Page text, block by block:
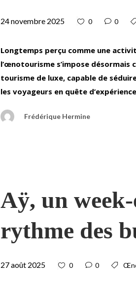
24 novembre 2025 0 0
Longtemps perçu comme une
l’œnotourisme s’impose désormais
tourisme de luxe, capable de
les voyageurs en quête
Frédérique Hermine
Aÿ, un
rythme des
27 août 2025 0 0